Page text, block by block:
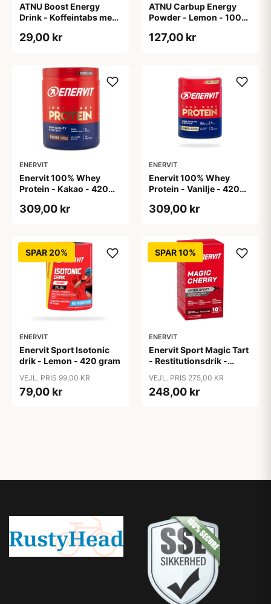
ATNU Boost Energy
Drink - Koffeintabs med
20 tabs
29,00 kr
ATNU Carbup Energy
Powder - Lemon - 1000
127,00 kr
ENERVIT
Enervit 100% Whey
Protein - Kakao - 420
309,00 kr
ENERVIT
Enervit 100% Whey
Protein - Vanilje - 420
309,00 kr
SPAR 20%
ENERVIT
Enervit Sport Isotonic
drik - Lemon - 420 gram
VEJL. PRIS 99,00 KR
79,00 kr
SPAR 10%
ENERVIT
Enervit Sport Magic Tart
- Restitutionsdrik -
VEJL. PRIS 275,00 KR
248,00 kr